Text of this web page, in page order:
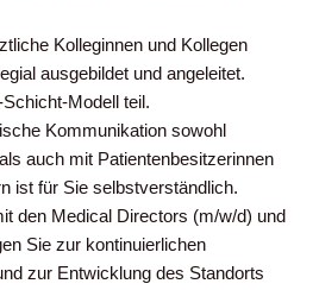
Kolleginnen und Kollegen
ausgebildet und angeleitet.
Modell teil.
Kommunikation sowohl
auch mit Patientenbesitzerinnen
ist für Sie selbstverständlich.
den Medical Directors (m/w/d) und
Sie zur kontinuierlichen
zur Entwicklung des Standorts